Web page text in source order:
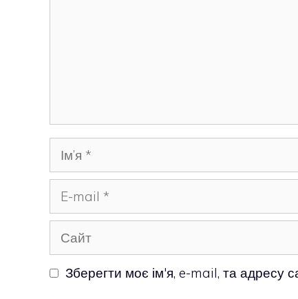
Ім’я
mail
Сайт
Зберегти моє ім'я, e-mail, та адресу